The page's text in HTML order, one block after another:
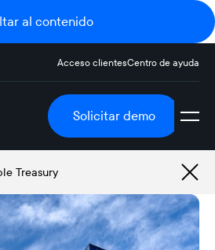
al contenido
Acceso clientesCentro de ayuda
Solicitar demo
Treasury